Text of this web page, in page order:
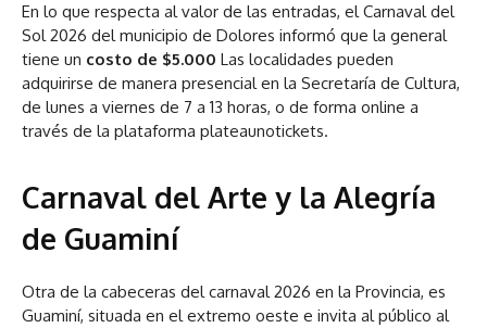
En lo que respecta al valor de las entradas, el Carnaval del
Sol 2026 del municipio de Dolores informó que la general
tiene un costo de $5.000 Las localidades pueden
adquirirse de manera presencial en la Secretaría de Cultura,
de lunes a viernes de 7 a 13 horas, o de forma online a
través de la plataforma plateaunotickets.
Carnaval del Arte y la Alegría
de Guaminí
Otra de la cabeceras del carnaval 2026 en la Provincia, es
Guaminí, situada en el extremo oeste e invita al público al